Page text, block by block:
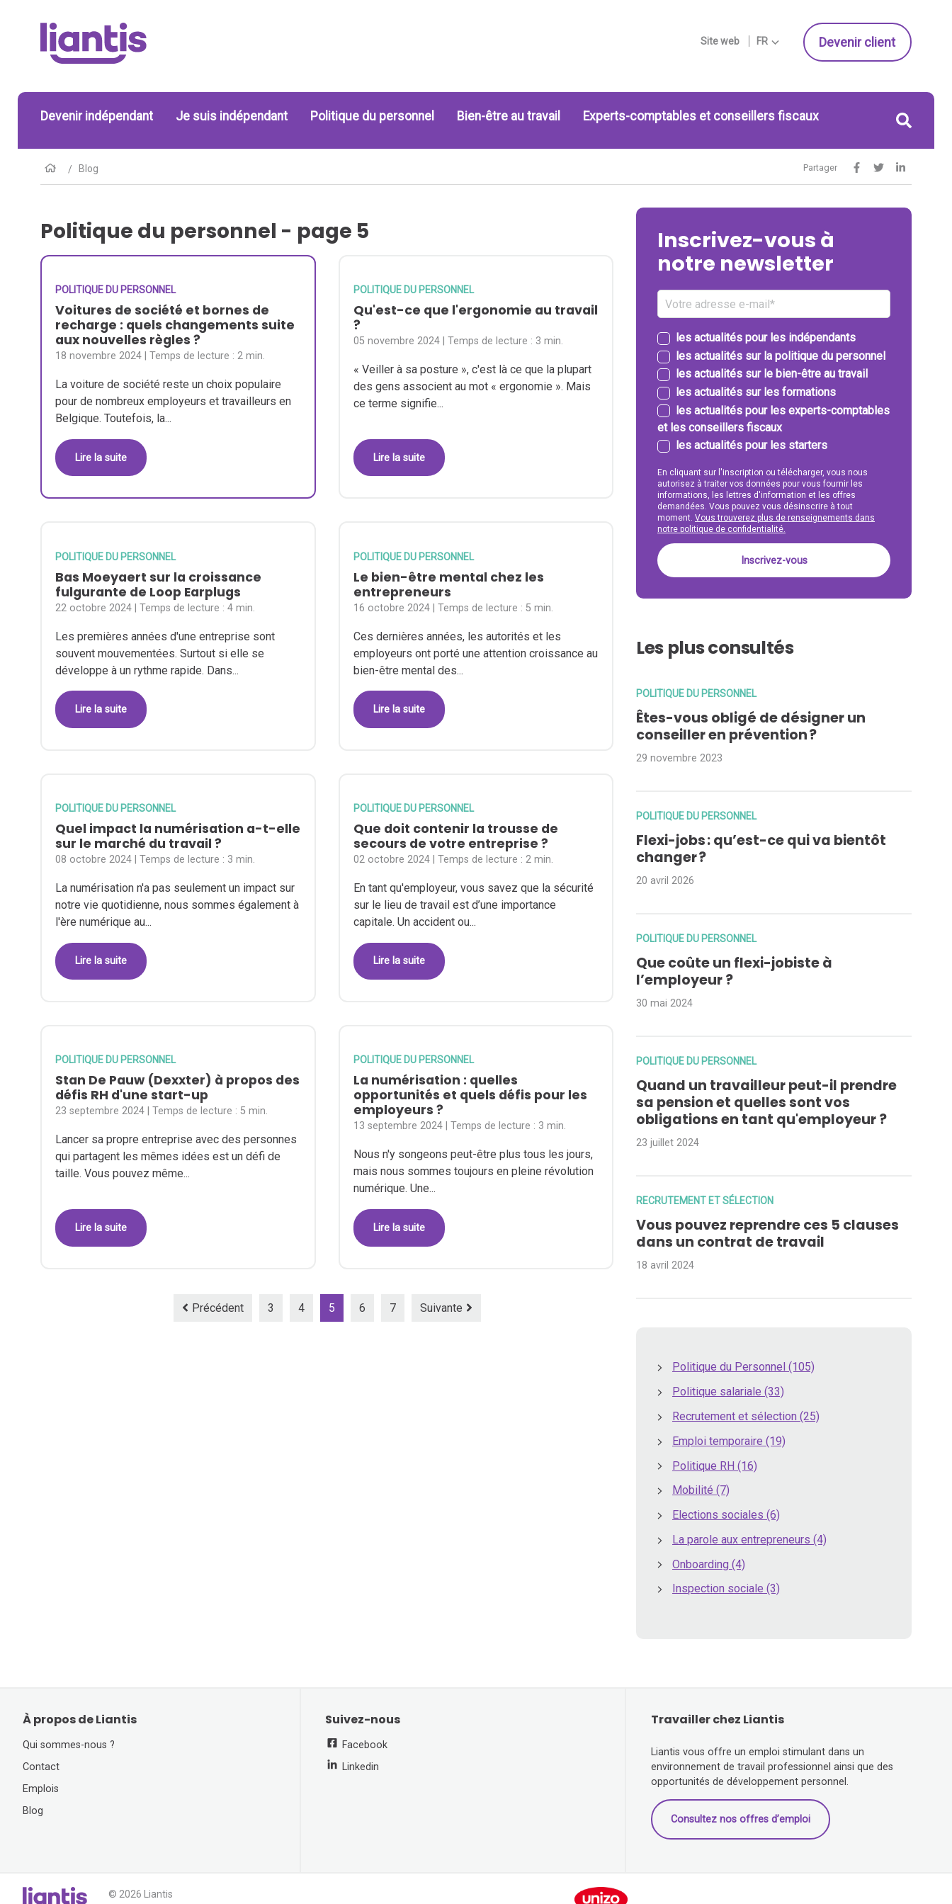
Site web FR Devenir client
Devenir indépendant Je suis indépendant Politique du personnel Bien-être au travail Experts-comptables et conseillers fiscaux
Blog Partager
Politique du personnel - page 5
POLITIQUE DU PERSONNEL
Voitures de société et bornes de
recharge : quels changements suite
aux nouvelles règles ?
18 novembre 2024 | Temps de lecture :2 min.
La voiture de société reste un choix populaire
pour de nombreux employeurs et travailleurs en
Belgique. Toutefois, la...
Lire la suite
POLITIQUE DU PERSONNEL
Qu'est-ce que l'ergonomie au travail
?
05 novembre 2024 | Temps de lecture : 3 min.
« Veiller à sa posture », c'est là ce que la plupart
des gens associent au mot « ergonomie ». Mais
ce terme signifie...
Lire la suite
POLITIQUE DU PERSONNEL
Bas Moeyaert sur la croissance
fulgurante de Loop Earplugs
22 octobre 2024 | Temps de lecture :4 min.
Les premières années d'une entreprise sont
souvent mouvementées. Surtout si elle se
développe à un rythme rapide. Dans...
Lire la suite
POLITIQUE DU PERSONNEL
Le bien-être mental chez les
entrepreneurs
16 octobre 2024 | Temps de lecture : 5 min.
Ces dernières années, les autorités et les
employeurs ont porté une attention croissance au
bien-être mental des...
Lire la suite
POLITIQUE DU PERSONNEL
Quel impact la numérisation a-t-elle
sur le marché du travail ?
08 octobre 2024 | Temps de lecture : 3 min.
La numérisation n'a pas seulement un impact sur
notre vie quotidienne, nous sommes également à
l'ère numérique au...
Lire la suite
POLITIQUE DU PERSONNEL
Que doit contenir la trousse de
secours de votre entreprise ?
02 octobre 2024 | Temps de lecture : 2 min.
En tant qu'employeur, vous savez que la sécurité
sur le lieu de travail est d’une importance
capitale. Un accident ou...
Lire la suite
POLITIQUE DU PERSONNEL
Stan De Pauw (Dexxter) à propos des
défis RH d'une start-up
23 septembre 2024 | Temps de lecture :5 min.
Lancer sa propre entreprise avec des personnes
qui partagent les mêmes idées est un défi de
taille. Vous pouvez même...
Lire la suite
POLITIQUE DU PERSONNEL
La numérisation : quelles
opportunités et quels défis pour les
employeurs ?
13 septembre 2024 | Temps de lecture : 3 min.
Nous n'y songeons peut-être plus tous les jours,
mais nous sommes toujours en pleine révolution
numérique. Une...
Lire la suite
Précédent 3 4 5 6 7 Suivante
Inscrivez-vous à
notre newsletter
les actualités pour les indépendants
les actualités sur la politique du personnel
les actualités sur le bien-être au travail
les actualités sur les formations
les actualités pour les experts-comptables
et les conseillers fiscaux
les actualités pour les starters
En cliquant sur l'inscription ou télécharger, vous nous
autorisez à traiter vos données pour vous fournir les
informations, les lettres d'information et les offres
demandées. Vous pouvez vous désinscrire à tout
moment.Vous trouverez plus de renseignements dans
notre politique de confidentialité.
Les plus consultés
POLITIQUE DU PERSONNEL
Êtes-vous obligé de désigner un
conseiller en prévention ?
29 novembre 2023
POLITIQUE DU PERSONNEL
Flexi-jobs : qu’est-ce qui va bientôt
changer ?
20 avril 2026
POLITIQUE DU PERSONNEL
Que coûte un flexi-jobiste à
l’employeur ?
30 mai 2024
POLITIQUE DU PERSONNEL
Quand un travailleur peut-il prendre
sa pension et quelles sont vos
obligations en tant qu'employeur ?
23 juillet 2024
RECRUTEMENT ET SÉLECTION
Vous pouvez reprendre ces 5 clauses
dans un contrat de travail
18 avril 2024
Politique du Personnel(105)
Politique salariale(33)
Recrutement et sélection(25)
Emploi temporaire(19)
Politique RH(16)
Mobilité(7)
Elections sociales(6)
La parole aux entrepreneurs(4)
Onboarding(4)
Inspection sociale(3)
À propos de Liantis
Qui sommes-nous ?
Contact
Emplois
Blog
Suivez-nous
Facebook
Linkedin
Travailler chez Liantis
Liantis vous offre un emploi stimulant dans un
environnement de travail professionnel ainsi que des
opportunités de développement personnel.
Consultez nos offres d’emploi
© 2026 Liantis